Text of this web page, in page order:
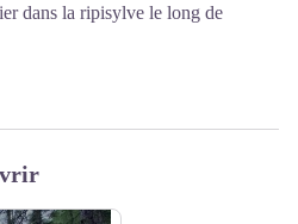
dans la ripisylve le long de